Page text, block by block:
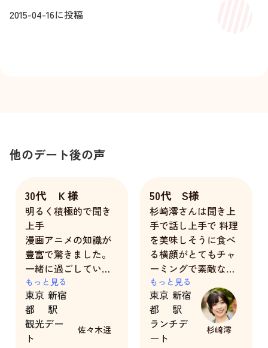
2015-04-16に投稿
他のデート後の声
30代 Ｋ様
明るく積極的で聞き
上手
漫画アニメの知識が
豊富で驚きました。
一緒に過ごしていて
とても楽しかったで
す。
もっと見る
東京
都
新宿
駅
観光デー
ト
佐々木遥
50代 S様
杉崎澪さんは聞き上
手で話し上手で 料理
を美味しそうに食べ
る横顔がとてもチャ
ーミングで素敵な彼
女さんで、終始 楽し
くおしゃべりしまし
た！
そして遠すぎず 近す
もっと見る
東京
都
新宿
駅
ランチデ
ート
杉崎澪